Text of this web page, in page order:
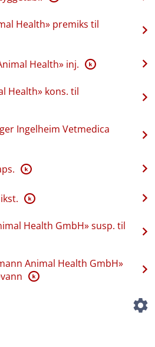
Health» premiks til
Health» inj. K
Health» kons. til
Ingelheim Vetmedica
K
K
Health GmbH» susp. til
Animal Health GmbH»
K